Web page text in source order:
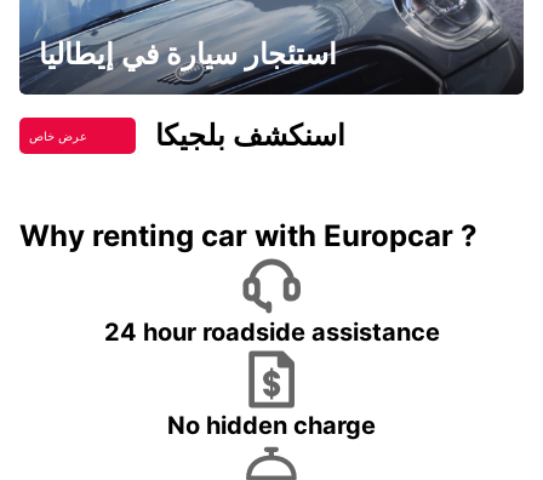
استئجار سيارة في إيطاليا
عرض خاص اسنكشف بلجيكا
Why renting car with Europcar ?
24 hour roadside assistance
No hidden charge